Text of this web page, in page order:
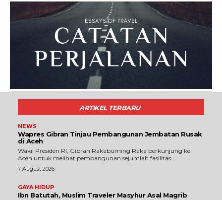
ARTIKEL TERBARU
NEWS
Wapres Gibran Tinjau Pembangunan Jembatan Rusak
di Aceh
Wakil Presiden RI, Gibran Rakabuming Raka berkunjung ke
Aceh untuk melihat pembangunan sejumlah fasilitas...
7 August 2026
GAYA HIDUP
Ibn Batutah, Muslim Traveler Masyhur Asal Magrib